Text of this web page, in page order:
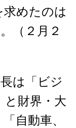
めたのは
（２月２
は「ビジ
と財界・大
自動車、